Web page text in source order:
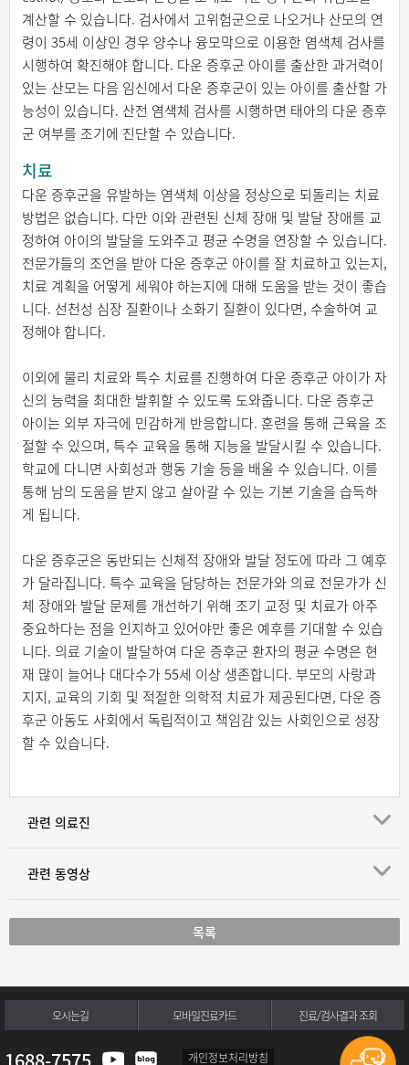
계산할 수 있습니다. 검사에서 고위험군으로 나오거나 산모의 연
령이 35세 이상인 경우 양수나 융모막으로 이용한 염색체 검사를
시행하여 확진해야 합니다. 다운 증후군 아이를 출산한 과거력이
있는 산모는 다음 임신에서 다운 증후군이 있는 아이를 출산할 가
능성이 있습니다. 산전 염색체 검사를 시행하면 태아의 다운 증후
군 여부를 조기에 진단할 수 있습니다.
치료
다운 증후군을 유발하는 염색체 이상을 정상으로 되돌리는 치료
방법은 없습니다. 다만 이와 관련된 신체 장애 및 발달 장애를 교
정하여 아이의 발달을 도와주고 평균 수명을 연장할 수 있습니다.
전문가들의 조언을 받아 다운 증후군 아이를 잘 치료하고 있는지,
치료 계획을 어떻게 세워야 하는지에 대해 도움을 받는 것이 좋습
니다. 선천성 심장 질환이나 소화기 질환이 있다면, 수술하여 교
정해야 합니다.
이외에 물리 치료와 특수 치료를 진행하여 다운 증후군 아이가 자
신의 능력을 최대한 발휘할 수 있도록 도와줍니다. 다운 증후군
아이는 외부 자극에 민감하게 반응합니다. 훈련을 통해 근육을 조
절할 수 있으며, 특수 교육을 통해 지능을 발달시킬 수 있습니다.
학교에 다니면 사회성과 행동 기술 등을 배울 수 있습니다. 이를
통해 남의 도움을 받지 않고 살아갈 수 있는 기본 기술을 습득하
게 됩니다.
다운 증후군은 동반되는 신체적 장애와 발달 정도에 따라 그 예후
가 달라집니다. 특수 교육을 담당하는 전문가와 의료 전문가가 신
체 장애와 발달 문제를 개선하기 위해 조기 교정 및 치료가 아주
중요하다는 점을 인지하고 있어야만 좋은 예후를 기대할 수 있습
니다. 의료 기술이 발달하여 다운 증후군 환자의 평균 수명은 현
재 많이 늘어나 대다수가 55세 이상 생존합니다. 부모의 사랑과
지지, 교육의 기회 및 적절한 의학적 치료가 제공된다면, 다운 증
후군 아동도 사회에서 독립적이고 책임감 있는 사회인으로 성장
할 수 있습니다.
관련 의료진
관련 동영상
목록
오시는길 모바일진료카드 진료/검사결과 조회
1688-7575 개인정보처리방침